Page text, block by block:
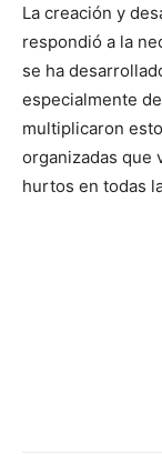
La creación y
respondió a la
se ha
especialmente
multiplicaron
organizadas que
hurtos en todas